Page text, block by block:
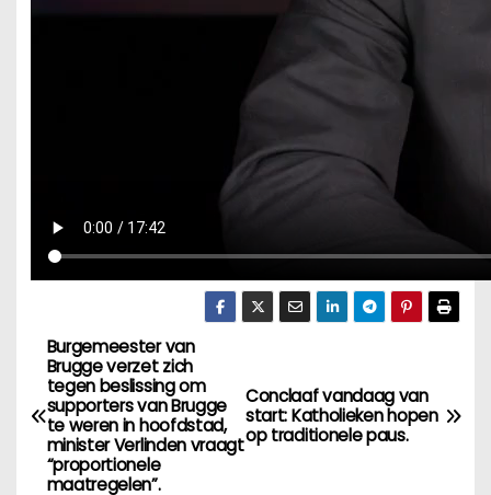
B
e
Conclaaf vandaag van
start: Katholieken hopen
op traditionele paus.
Burgemeester van
Brugge verzet zich
tegen beslissing om
supporters van Brugge
te weren in hoofdstad,
minister Verlinden vraagt
“proportionele
maatregelen”.